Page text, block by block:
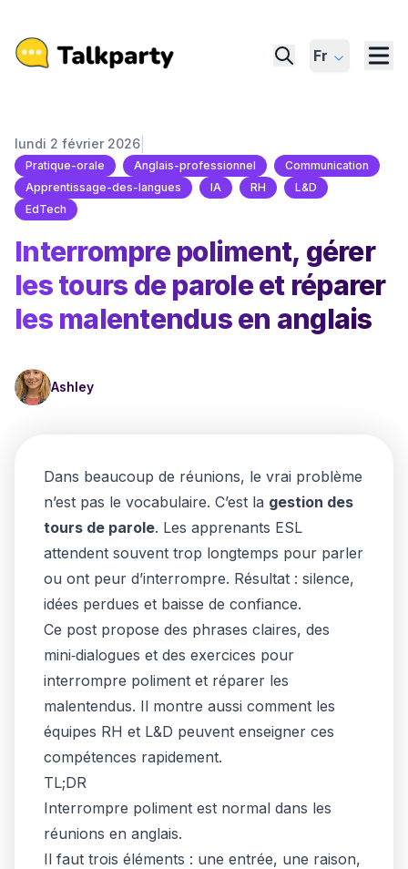
Fr
lundi 2 février 2026
Pratique-orale Anglais-professionnel
Communication
Apprentissage-des-langues
IA RH
L&D
EdTech
Interrompre poliment, gérer
les tours de parole et réparer
les malentendus en anglais
Ashley
Dans beaucoup de réunions, le vrai problème
n’est pas le vocabulaire. C’est la gestion des
tours de parole. Les apprenants ESL
attendent souvent trop longtemps pour parler
ou ont peur d’interrompre. Résultat : silence,
idées perdues et baisse de confiance.
Ce post propose des phrases claires, des
mini‑dialogues et des exercices pour
interrompre poliment et réparer les
malentendus. Il montre aussi comment les
équipes RH et L&D peuvent enseigner ces
compétences rapidement.
TL;DR
Interrompre poliment est normal dans les
réunions en anglais.
Il faut trois éléments : une entrée, une raison,